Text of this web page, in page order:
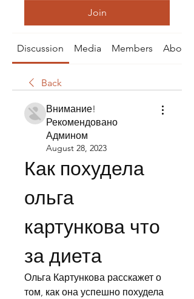
Join
Discussion Media Members About
Back
Внимание!
Рекомендовано
Админом
August 28, 2023
Как похудела
ольга
картункова что
за диета
Ольга Картункова расскажет о
том, как она успешно похудела